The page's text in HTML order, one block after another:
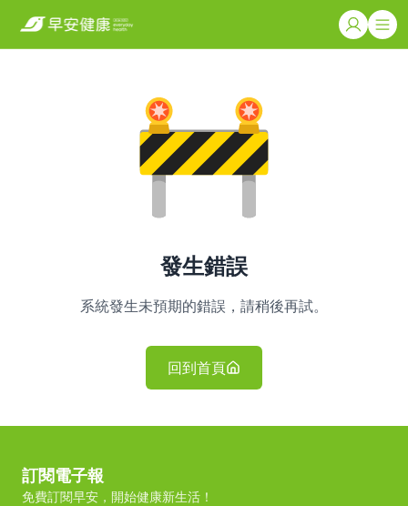
發生錯誤
系統發生未預期的錯誤，請稍後再試。
回到首頁
訂閱電子報
免費訂閱早安，開始健康新生活！